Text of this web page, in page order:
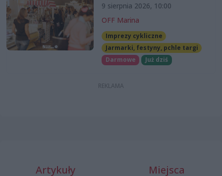
9 sierpnia 2026, 10:00
OFF Marina
Imprezy cykliczne
Jarmarki, festyny, pchle targi
Darmowe
Już dziś
Artykuły Miejsca